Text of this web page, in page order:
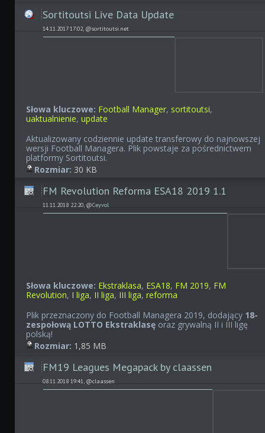
Sortitoutsi Live Data Update
14.11.2017 17:02, @sortitoutsi.net
Słowa kluczowe: Football Manager, sortitoutsi,
uaktualnienie,update
Aktualizowany codziennie update transferowy do najnowszej
wersji Football Managera. Plik powstaje za pośrednictwem
platformy Sortitoutsi.
Rozmiar: 30 KB
FM Revolution Reforma ESA18 2019 1.1
11.11.2018 22:20, @Ceyvol
Słowa kluczowe: Ekstraklasa, ESA18, FM 2019, FM
Revolution, I liga, II liga, III liga,reforma
Plik przeznaczony do Football Managera 2019, dodający 18-
zespołową LOTTO Ekstraklasę oraz grywalną II i III ligę
polską!
Rozmiar: 1,85 MB
FM19 Leagues Megapack by claassen
08.11.2018 19:41, @claassen